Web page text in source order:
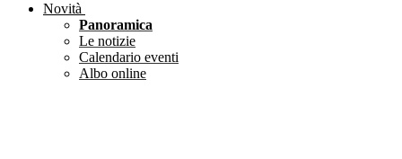
Novità
Panoramica
Le notizie
Calendario eventi
Albo online